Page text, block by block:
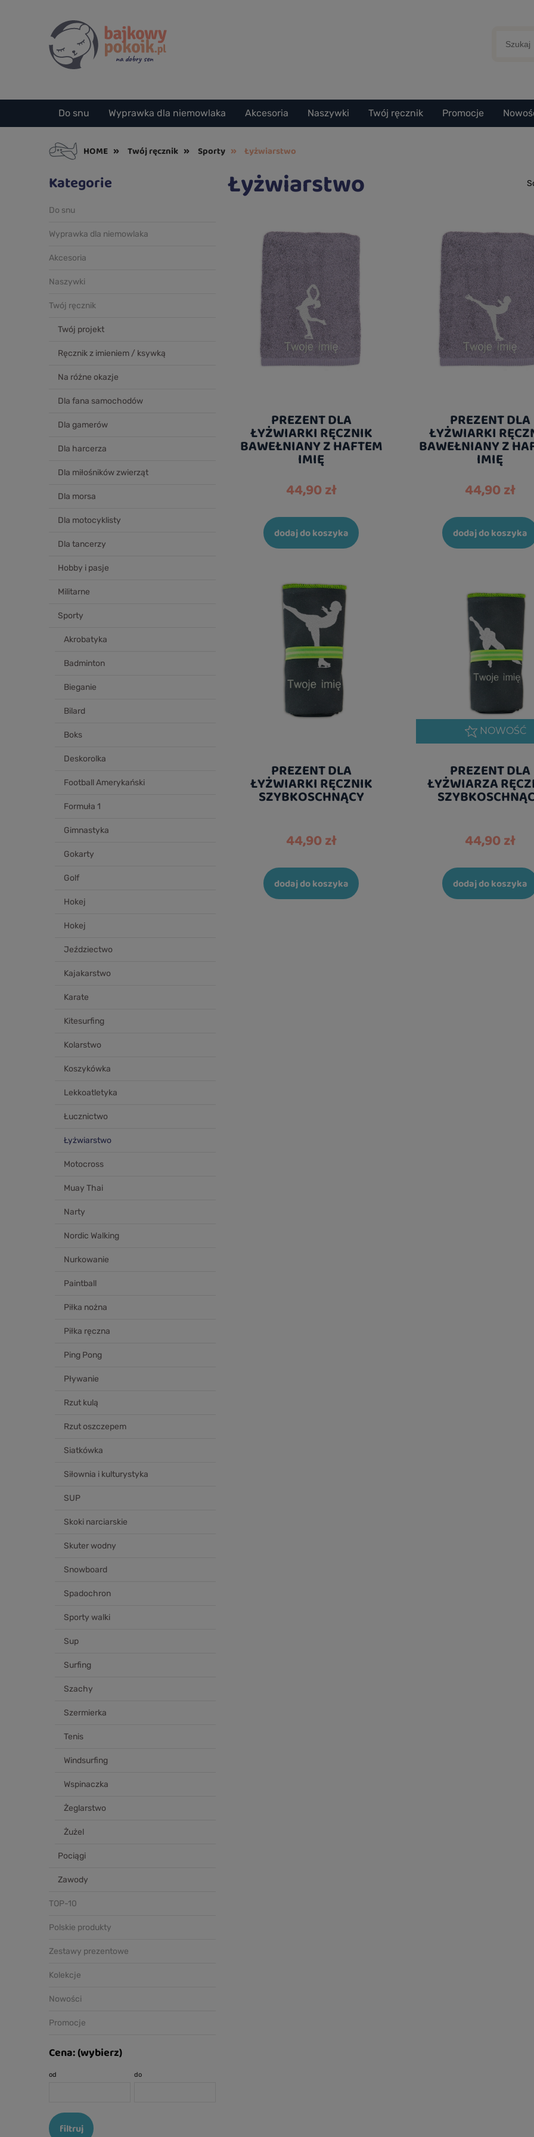
Do snu Wyprawka dla niemowlaka Akcesoria Naszywki Twój ręcznik Promocje
HOME » Twój ręcznik » Sporty » Łyżwiarstwo
Kategorie
Do snu
Wyprawka dla niemowlaka
Akcesoria
Naszywki
Twój ręcznik
Twój projekt
Ręcznik z imieniem / ksywką
Na różne okazje
Dla fana samochodów
Dla gamerów
Dla harcerza
Dla miłośników zwierząt
Dla morsa
Dla motocyklisty
Dla tancerzy
Hobby i pasje
Militarne
Sporty
Akrobatyka
Badminton
Bieganie
Bilard
Boks
Deskorolka
Football Amerykański
Formuła 1
Gimnastyka
Gokarty
Golf
Hokej
Hokej
Jeździectwo
Kajakarstwo
Karate
Kitesurfing
Kolarstwo
Koszykówka
Lekkoatletyka
Łucznictwo
Łyżwiarstwo
Motocross
Muay Thai
Narty
Nordic Walking
Nurkowanie
Paintball
Piłka nożna
Piłka ręczna
Ping Pong
Pływanie
Rzut kulą
Rzut oszczepem
Siatkówka
Siłownia i kulturystyka
SUP
Skoki narciarskie
Skuter wodny
Snowboard
Spadochron
Sporty walki
Sup
Surfing
Szachy
Szermierka
Tenis
Windsurfing
Wspinaczka
Żeglarstwo
Żużel
Pociągi
Zawody
TOP-10
Polskie produkty
Zestawy prezentowe
Kolekcje
Nowości
Promocje
Cena: (wybierz)
od do
filtruj
Łyżwiarstwo
PREZENT DLA
ŁYŻWIARKI RĘCZNIK
BAWEŁNIANY Z HAFTEM
IMIĘ
44,90 zł
dodaj do koszyka
PREZENT DLA
ŁYŻWIARKI
BAWEŁNIANY Z
IMIĘ
44,90 zł
dodaj do koszyka
PREZENT DLA
ŁYŻWIARKI RĘCZNIK
SZYBKOSCHNĄCY
44,90 zł
dodaj do koszyka
NOWOŚĆ
PREZENT DLA
ŁYŻWIARZA
44,90 zł
dodaj do koszyka